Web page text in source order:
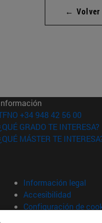
← Volver
ventana)
ventana)
+34 948 42 56 00
GRADO TE INTERESA?
MÁSTER TE
Información legal
Accesibilidad
Configuración de